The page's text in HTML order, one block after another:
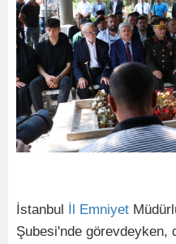
İstanbul İl Emniyet
Şubesi'nde görevdeyken,